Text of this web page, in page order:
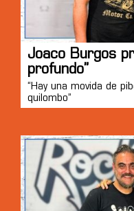
Joaco Burgos
profundo”
“Hay una movida de
quilombo”